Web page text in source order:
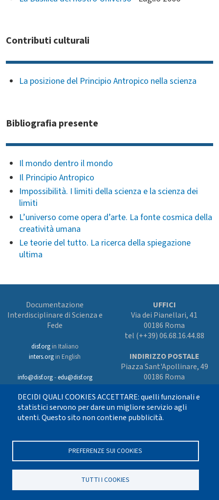
Contributi culturali
La posizione del Principio Antropico nella scienza
Bibliografia presente
Il mondo dentro il mondo
Il Principio Antropico
Impossibilità. I limiti della scienza e la scienza dei
limiti
L’universo come opera d’arte. La fonte cosmica della
creatività umana
Le teorie del tutto. La ricerca della spiegazione
ultima
Documentazione
Interdisciplinare di Scienza e
Fede
disf.orgin Italiano
inters.org in English
info@disf.org-edu@disf.org
UFFICI
Via dei Pianellari, 41
00186 Roma
tel (++39) 06.68.16.44.88
INDIRIZZO POSTALE
Piazza Sant'Apollinare, 49
00186 Roma
In collaborazione
con il Servizio
nazionale della CEI
per il progetto
cattolica
DECIDI QUALI COOKIES ACCETTARE: quelli funzionali e
statistici servono per dare un migliore servizio agli
utenti. Questo sito non contiene pubblicità.
PREFERENZE SUI COOKIES
TUTTI I COOKIES
Seguici su